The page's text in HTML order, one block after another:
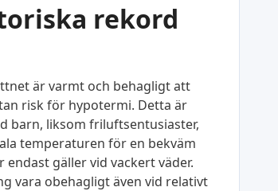
rekord
är varmt och behagligt att
risk för hypotermi. Detta är
barn, liksom friluftsentusiaster,
temperaturen för en bekväm
gäller vid vackert väder.
vara obehagligt även vid relativt